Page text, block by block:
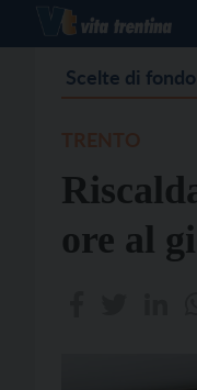
Scelte di fondo
ore al